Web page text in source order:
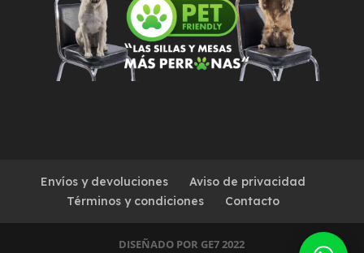
Envíos y devoluciones
Aviso de privacidad
Términos y condiciones
Contacto
DISEÑADO POR GE7 2022